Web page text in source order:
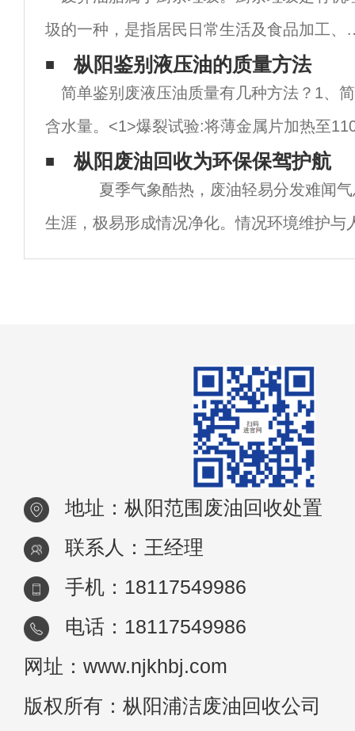
圾的一种，是指居民日常生活及食品加工、
食服务、单位供餐等活动中产生的垃圾，包
丢弃不用的菜叶、剩菜、剩饭、果皮、蛋壳
茶渣、骨头等，其主要来源为家庭厨房、餐
厅、
枞阳鉴别液压油的质量方法
简单鉴别废液压油质量有几种方法？1、
含水量。<1>爆裂试验:将薄金属片加热至
滴液压油。如果油爆裂证明液压油含有水分
检测到油中0.2%以上的含水
枞阳废油回收为环保保驾护航
夏季气象酷热，废油轻易分发难闻气
生涯，极易形成情况净化。情况环境维护与
系，我们要做好情况净化办法，枞阳浦洁废
地址：枞阳范围废油回收处置
联系人：王经理
手机：18117549986
电话：18117549986
网址：www.njkhbj.com
版权所有：枞阳浦洁废油回收公司